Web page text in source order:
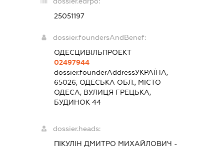
25051197
dossier.foundersAndBenef:
ОДЕСЦИВІЛЬПРОЕКТ
02497944
dossier.founderAddressУКРАЇНА,
65026, ОДЕСЬКА ОБЛ., МІСТО
ОДЕСА, ВУЛИЦЯ ГРЕЦЬКА,
БУДИНОК 44
dossier.heads:
ПІКУЛІН ДМИТРО МИХАЙЛОВИЧ -